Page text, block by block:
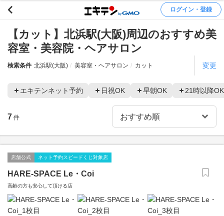
ログイン・登録
【カット】北浜駅(大阪)周辺のおすすめ美
容室・美容院・ヘアサロン
検索条件 北浜駅(大阪) 美容室・ヘアサロン カット 変更
エキテンネット予約 日祝OK 早朝OK 21時以降OK
7 件
店舗公式 ネット予約スピードくじ対象店
HARE-SPACE Le・Coi
高齢の方も安心して頂ける店